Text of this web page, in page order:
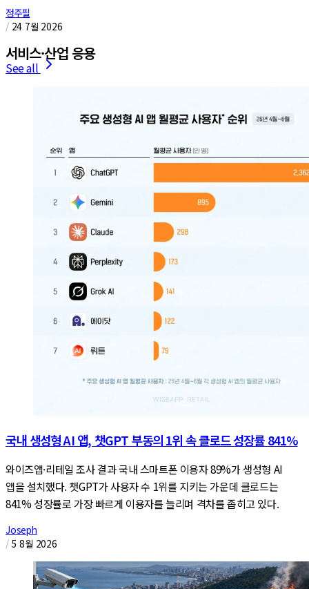
정주필
/ 24 7월 2026
서비스·산업 응용
See all
국내 생성형 AI 앱, 챗GPT 부동의 1위 속 클로드 성장률 841%
와이즈앱·리테일 조사 결과 국내 스마트폰 이용자 89%가 생성형 AI
앱을 설치했다. 챗GPT가 사용자 수 1위를 지키는 가운데 클로드는
841% 성장률로 가장 빠르게 이용자를 늘리며 격차를 좁히고 있다.
Joseph
/ 5 8월 2026